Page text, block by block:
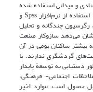
و میدانی استفاده شده
است. در این زمینه، مطالعة پیمایشی با استفاده از نرم‌افزار Spss و
چندگانه و تحلیل
می‌دهد سازوکار صنعت
ساکنان بومی در آن
گردشگری ندارند. با
دستیابی به توسعة پایدار
اجتماعی- فرهنگی،
حصول است. موارد اخیر